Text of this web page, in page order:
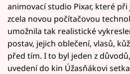
animovací studio Pixar, které
zcela novou počítačovou
umožnila tak realistické
postav, jejich oblečení, vlasů,
před tím. I to byl jeden z
uvedení do kin Úžasňákovi